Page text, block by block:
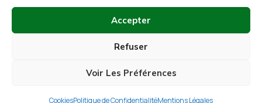
Accepter
Refuser
Voir Les Préférences
CookiesPolitique de ConfidentialitéMentions Légales
Cookies